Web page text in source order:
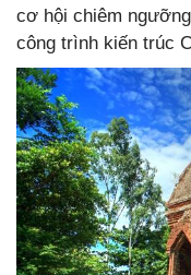
cơ hội chiêm
công trình kiến trúc